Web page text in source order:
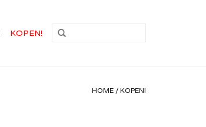
KOPEN!
HOME / KOPEN!